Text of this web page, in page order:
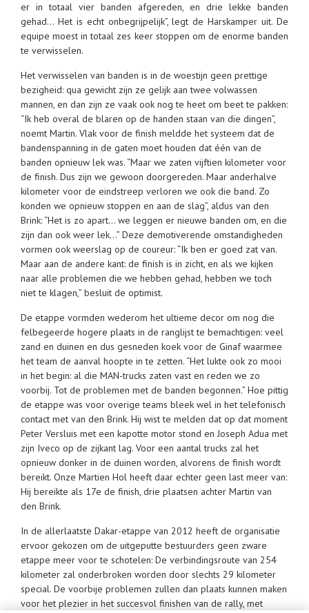
er in totaal vier banden afgereden, en drie lekke banden
gehad… Het is echt onbegrijpelijk”, legt de Harskamper uit. De
equipe moest in totaal zes keer stoppen om de enorme banden
te verwisselen.
Het verwisselen van banden is in de woestijn geen prettige
bezigheid: qua gewicht zijn ze gelijk aan twee volwassen
mannen, en dan zijn ze vaak ook nog te heet om beet te pakken:
“Ik heb overal de blaren op de handen staan van die dingen”,
noemt Martin. Vlak voor de finish meldde het systeem dat de
bandenspanning in de gaten moet houden dat één van de
banden opnieuw lek was. “Maar we zaten vijftien kilometer voor
de finish. Dus zijn we gewoon doorgereden. Maar anderhalve
kilometer voor de eindstreep verloren we ook die band. Zo
konden we opnieuw stoppen en aan de slag”, aldus van den
Brink: “Het is zo apart… we leggen er nieuwe banden om, en die
zijn dan ook weer lek…” Deze demotiverende omstandigheden
vormen ook weerslag op de coureur: “Ik ben er goed zat van.
Maar aan de andere kant: de finish is in zicht, en als we kijken
naar alle problemen die we hebben gehad, hebben we toch
niet te klagen,” besluit de optimist.
De etappe vormden wederom het ultieme decor om nog die
felbegeerde hogere plaats in de ranglijst te bemachtigen: veel
zand en duinen en dus gesneden koek voor de Ginaf waarmee
het team de aanval hoopte in te zetten. “Het lukte ook zo mooi
in het begin: al die MAN-trucks zaten vast en reden we zo
voorbij. Tot de problemen met de banden begonnen.” Hoe pittig
de etappe was voor overige teams bleek wel in het telefonisch
contact met van den Brink. Hij wist te melden dat op dat moment
Peter Versluis met een kapotte motor stond en Joseph Adua met
zijn Iveco op de zijkant lag. Voor een aantal trucks zal het
opnieuw donker in de duinen worden, alvorens de finish wordt
bereikt. Onze Martien Hol heeft daar echter geen last meer van:
Hij bereikte als 17e de finish, drie plaatsen achter Martin van
den Brink.
In de allerlaatste Dakar-etappe van 2012 heeft de organisatie
ervoor gekozen om de uitgeputte bestuurders geen zware
etappe meer voor te schotelen: De verbindingsroute van 254
kilometer zal onderbroken worden door slechts 29 kilometer
special. De voorbije problemen zullen dan plaats kunnen maken
voor het plezier in het succesvol finishen van de rally, met